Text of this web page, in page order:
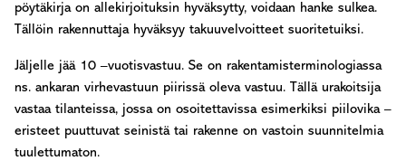
pöytäkirja on allekirjoituksin hyväksytty, voidaan hanke sulkea.
Tällöin rakennuttaja hyväksyy takuuvelvoitteet suoritetuiksi.
Jäljelle jää 10 –vuotisvastuu. Se on rakentamisterminologiassa
ns. ankaran virhevastuun piirissä oleva vastuu. Tällä urakoitsija
vastaa tilanteissa, jossa on osoitettavissa esimerkiksi piilovika –
eristeet puuttuvat seinistä tai rakenne on vastoin suunnitelmia
tuulettumaton.